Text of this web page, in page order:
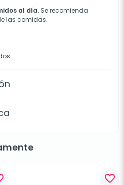
al día. Se recomienda
las comidas.
favorite_border